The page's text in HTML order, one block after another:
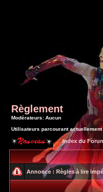
Règlement
Modérateurs: Aucun
Utilisateurs parcourant
Index du
Annonce : Règles à lire